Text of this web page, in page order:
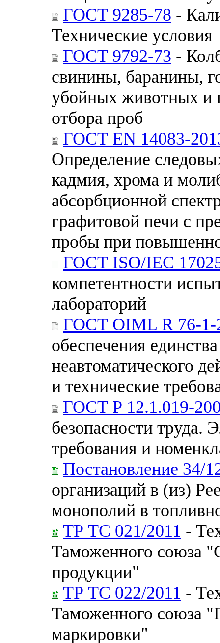
ГОСТ 9285-78 -
Технические условия
ГОСТ 9792-73 -
свинины, баранины,
убойных животных и
отбора проб
ГОСТ EN 14083-
Определение
кадмия, хрома и
абсорбционной
графитовой печи с
пробы при
ГОСТ ISO/IEC
компетентности
лабораторий
ГОСТ OIML R 76-1-
обеспечения
неавтоматического
и технические
ГОСТ Р 12.1.019-
безопасности труда.
требования и
Постановление 34/
организаций в (из)
монополий в
ТР ТС 021/2011 -
Таможенного союза
продукции"
ТР ТС 022/2011 -
Таможенного союза
маркировки"